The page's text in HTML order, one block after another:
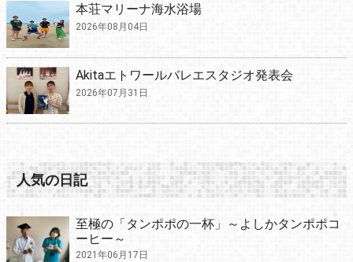
本荘マリーナ海水浴場
2026年08月04日
Akitaエトワールバレエスタジオ発表会
2026年07月31日
人気の日記
至極の「タンポポの一杯」～よしかタンポポコ
ーヒー～
2021年06月17日